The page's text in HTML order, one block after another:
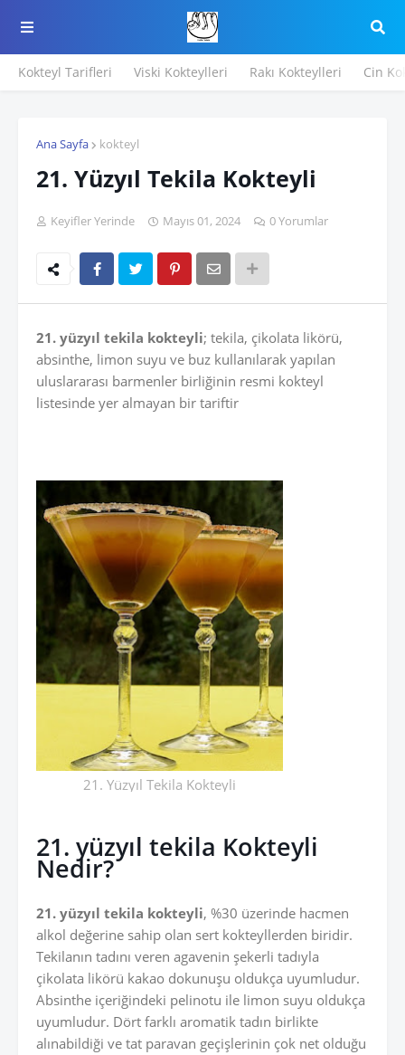
Kokteyl Tarifleri Viski Kokteylleri Rakı Kokteylleri Cin
Ana Sayfa kokteyl
21. Yüzyıl Tekila Kokteyli
Keyifler Yerinde Mayıs 01, 2024 0 Yorumlar
21. yüzyıl tekila kokteyli; tekila, çikolata likörü,
absinthe, limon suyu ve buz kullanılarak yapılan
uluslararası barmenler birliğinin resmi kokteyl
listesinde yer almayan bir tariftir
21. Yüzyıl Tekila Kokteyli
21. yüzyıl tekila Kokteyli
Nedir?
21. yüzyıl tekila kokteyli, %30 üzerinde hacmen
alkol değerine sahip olan sert kokteyllerden biridir.
Tekilanın tadını veren agavenin şekerli tadıyla
çikolata likörü kakao dokunuşu oldukça uyumludur.
Absinthe içeriğindeki pelinotu ile limon suyu oldukça
uyumludur. Dört farklı aromatik tadın birlikte
alınabildiği ve tat paravan geçişlerinin çok net olduğu